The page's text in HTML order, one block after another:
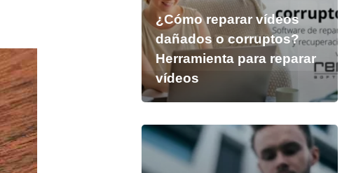
¿Cómo reparar vídeos
dañados o corruptos?
Herramienta para reparar
vídeos